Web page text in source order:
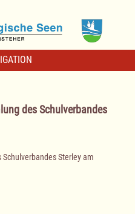
des Schulverbandes
Sterley am